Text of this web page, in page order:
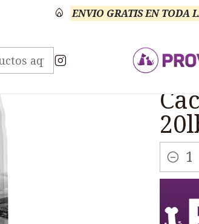
ENVIO GRATIS EN TODA
Diamond Naturals Diamond Puppy